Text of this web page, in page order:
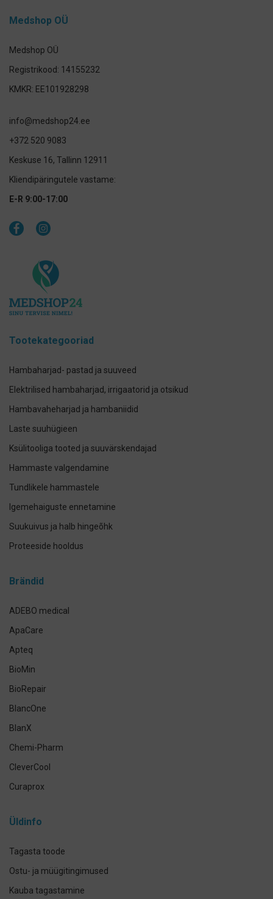
Medshop OÜ
Medshop OÜ
Registrikood: 14155232
KMKR: EE101928298
info@medshop24.ee
+372 520 9083
Keskuse 16, Tallinn 12911
Kliendipäringutele vastame:
E-R 9:00-17:00
Tootekategooriad
Hambaharjad- pastad ja suuveed
Elektrilised hambaharjad, irrigaatorid ja otsikud
Hambavaheharjad ja hambaniidid
Laste suuhügieen
Ksülitooliga tooted ja suuvärskendajad
Hammaste valgendamine
Tundlikele hammastele
Igemehaiguste ennetamine
Suukuivus ja halb hingeõhk
Proteeside hooldus
Implantaadi hooldus
Brändid
ADEBO medical
ApaCare
Apteq
BioMin
BioRepair
BlancOne
BlanX
Chemi-Pharm
CleverCool
Curaprox
Elmex
Üldinfo
Tagasta toode
Ostu- ja müügitingimused
Kauba tagastamine